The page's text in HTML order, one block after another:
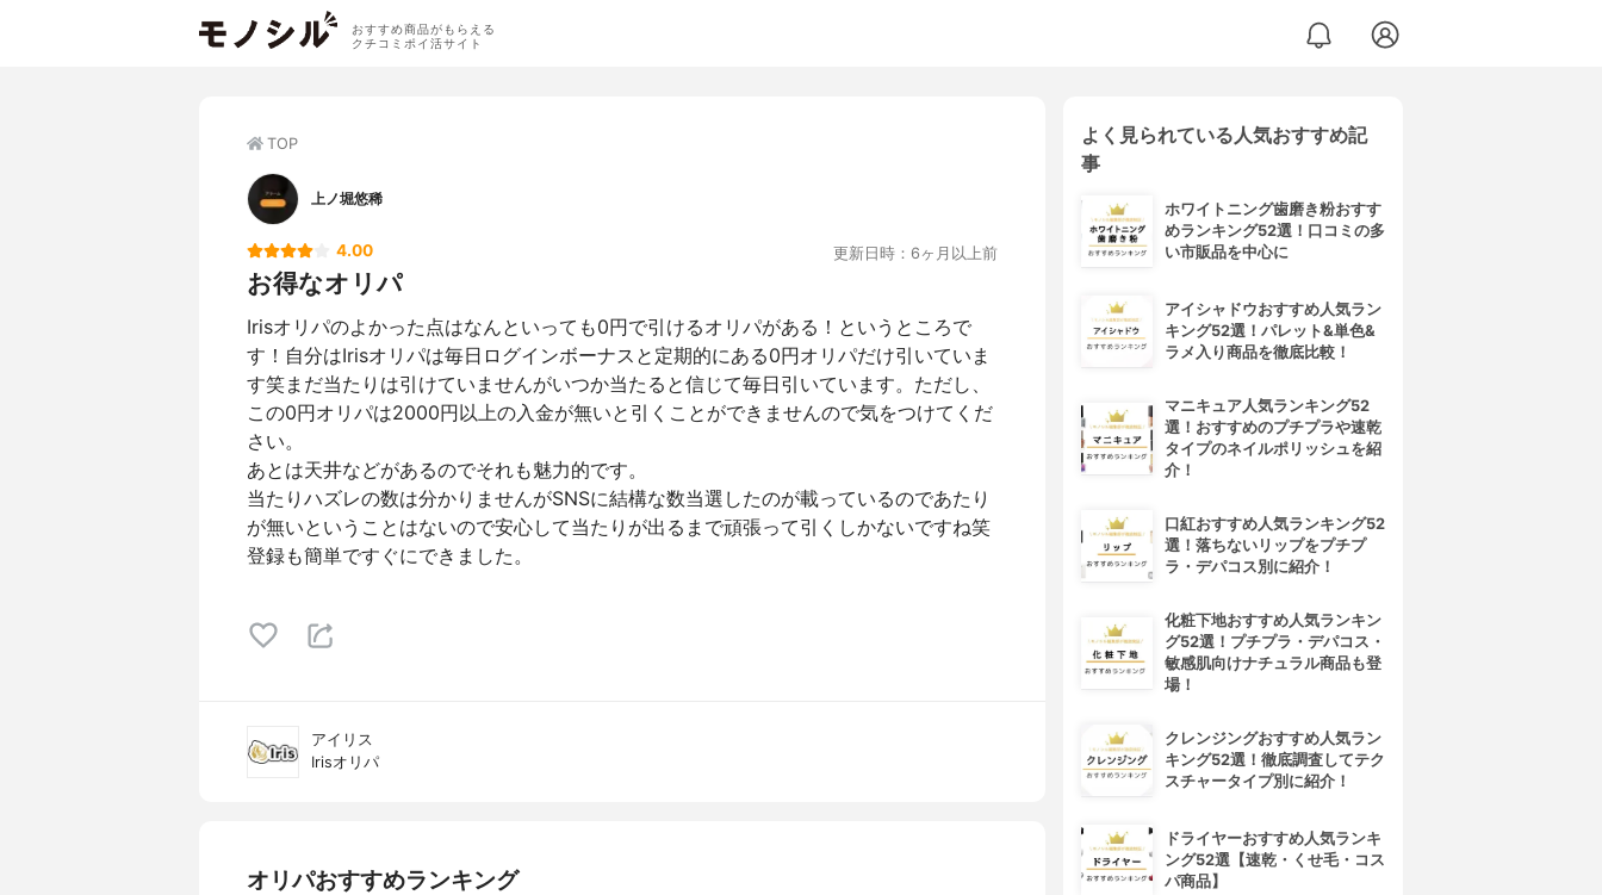
おすすめ商品がもらえる
クチコミポイ活サイト
TOP
上ノ堀悠稀
4.00 更新日時：6ヶ月以上前
お得なオリパ
Irisオリパのよかった点はなんといっても0円で引けるオリパがある！というところで
す！自分はIrisオリパは毎日ログインボーナスと定期的にある0円オリパだけ引いていま
す笑まだ当たりは引けていませんがいつか当たると信じて毎日引いています。ただし、
この0円オリパは2000円以上の入金が無いと引くことができませんので気をつけてくだ
さい。
あとは天井などがあるのでそれも魅力的です。
当たりハズレの数は分かりませんがSNSに結構な数当選したのが載っているのであたり
が無いということはないので安心して当たりが出るまで頑張って引くしかないですね笑
登録も簡単ですぐにできました。
アイリス
Irisオリパ
オリパおすすめランキング
よく見られている人気おすすめ記
事
ホワイトニング歯磨き粉おすす
めランキング52選！口コミの多
い市販品を中心に
アイシャドウおすすめ人気ラン
キング52選！パレット&単色&
ラメ入り商品を徹底比較！
マニキュア人気ランキング52
選！おすすめのプチプラや速乾
タイプのネイルポリッシュを紹
介！
口紅おすすめ人気ランキング52
選！落ちないリップをプチプ
ラ・デパコス別に紹介！
化粧下地おすすめ人気ランキン
グ52選！プチプラ・デパコス・
敏感肌向けナチュラル商品も登
場！
クレンジングおすすめ人気ラン
キング52選！徹底調査してテク
スチャータイプ別に紹介！
ドライヤーおすすめ人気ランキ
ング52選【速乾・くせ毛・コス
パ商品】